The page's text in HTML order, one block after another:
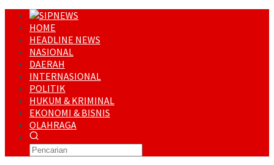
HOME
HEADLINE NEWS
NASIONAL
DAERAH
INTERNASIONAL
POLITIK
HUKUM & KRIMINAL
EKONOMI & BISNIS
OLAHRAGA